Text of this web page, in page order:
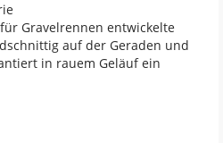
Gravelrennen entwickelte
auf der Geraden und
in rauem Geläuf ein